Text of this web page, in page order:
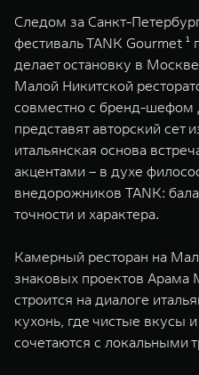
WEY 07
Расширяя границы комфорта
от 6 149 000 ₽
WEY 80
Следом за Санкт-
фестиваль TANK Gourmet
делает остановку в
Малой Никитской
совместно с бренд-шефом
представят авторский сет
итальянская основа
акцентами – в духе
внедорожников TANK:
точности и характера.
Камерный ресторан на
знаковых проектов Арама
строится на диалоге
кухонь, где чистые вкусы
сочетаются с локальными